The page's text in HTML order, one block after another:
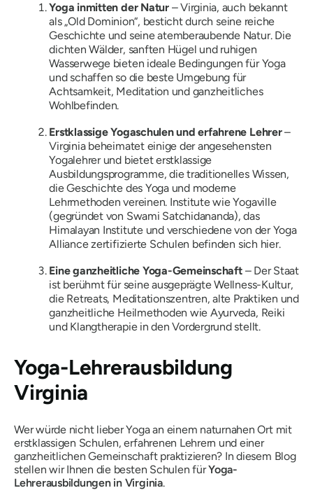
Yoga inmitten der Natur– Virginia, auch bekannt
als „Old Dominion“, besticht durch seine reiche
Geschichte und seine atemberaubende Natur. Die
dichten Wälder, sanften Hügel und ruhigen
Wasserwege bieten ideale Bedingungen für Yoga
und schaffen so die beste Umgebung für
Achtsamkeit, Meditation und ganzheitliches
Wohlbefinden.
Erstklassige Yogaschulen und erfahrene Lehrer–
Virginia beheimatet einige der angesehensten
Yogalehrer und bietet erstklassige
Ausbildungsprogramme, die traditionelles Wissen,
die Geschichte des Yoga und moderne
Lehrmethoden vereinen. Institute wie Yogaville
(gegründet von Swami Satchidananda), das
Himalayan Institute und verschiedene von der Yoga
Alliance zertifizierte Schulen befinden sich hier.
Eine ganzheitliche Yoga-Gemeinschaft– Der Staat
ist berühmt für seine ausgeprägte Wellness-Kultur,
die Retreats, Meditationszentren, alte Praktiken und
ganzheitliche Heilmethoden wie Ayurveda, Reiki
und Klangtherapie in den Vordergrund stellt.
Yoga-Lehrerausbildung
Virginia
Wer würde nicht lieber Yoga an einem naturnahen Ort mit
erstklassigen Schulen, erfahrenen Lehrern und einer
ganzheitlichen Gemeinschaft praktizieren? In diesem Blog
stellen wir Ihnen die besten Schulen fürYoga-
Lehrerausbildungen in Virginia.